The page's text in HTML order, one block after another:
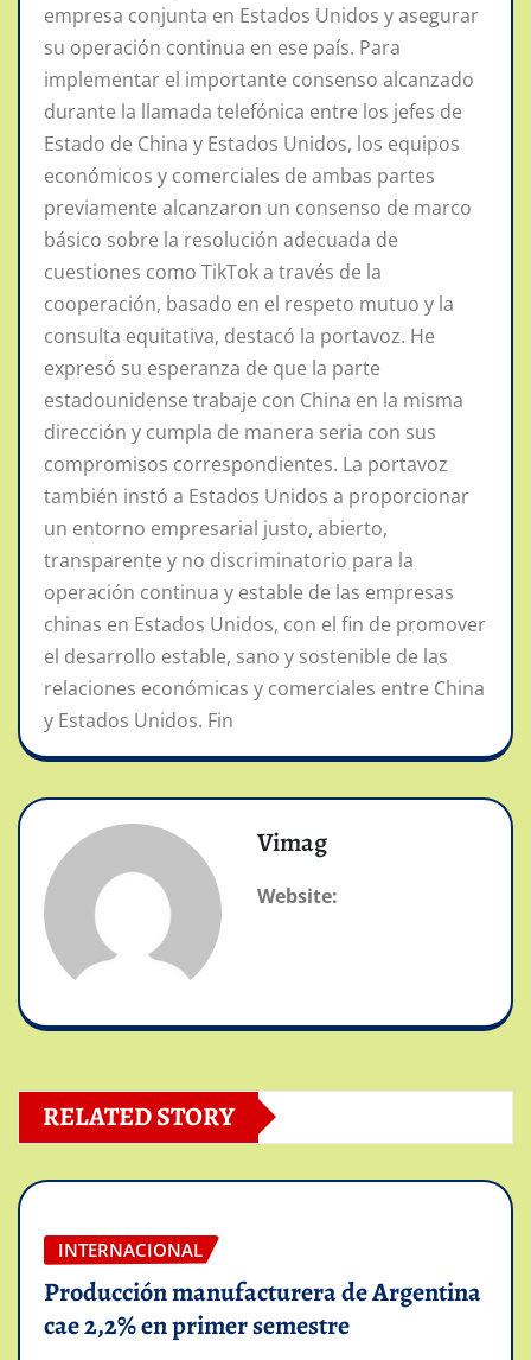
empresa conjunta en Estados Unidos y asegurar
su operación continua en ese país. Para
implementar el importante consenso alcanzado
durante la llamada telefónica entre los jefes de
Estado de China y Estados Unidos, los equipos
económicos y comerciales de ambas partes
previamente alcanzaron un consenso de marco
básico sobre la resolución adecuada de
cuestiones como TikTok a través de la
cooperación, basado en el respeto mutuo y la
consulta equitativa, destacó la portavoz. He
expresó su esperanza de que la parte
estadounidense trabaje con China en la misma
dirección y cumpla de manera seria con sus
compromisos correspondientes. La portavoz
también instó a Estados Unidos a proporcionar
un entorno empresarial justo, abierto,
transparente y no discriminatorio para la
operación continua y estable de las empresas
chinas en Estados Unidos, con el fin de promover
el desarrollo estable, sano y sostenible de las
relaciones económicas y comerciales entre China
y Estados Unidos. Fin
Vimag
Website:
RELATED STORY
INTERNACIONAL
Producción manufacturera de Argentina
cae 2,2% en primer semestre